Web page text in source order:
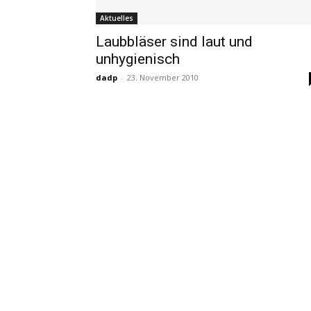
Aktuelles
Laubbläser sind laut und
unhygienisch
dadp - 23. November 2010